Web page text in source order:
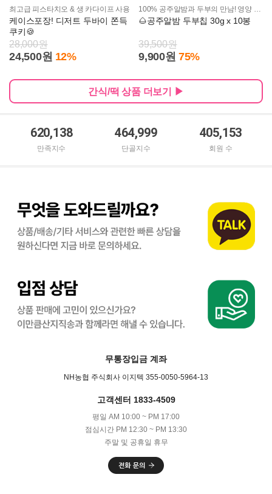
최고급 피스타치오 & 생 카다이프 사용
케이스포장! 디저트 두바이 쫀득
쿠키🍪
28,000원
24,500원 12%
100% 공주알밤과 두부의 만남! 영양 가득 진한 고소한 맛
🌰공주알밤 두부칩 30g x 10봉
39,500원
9,900원 75%
간식/떡 상품 더보기 ▶
620,138
만족지수
464,999
단골지수
405,153
회원 수
무통장입금 계좌
NH농협 주식회사 이지텍 355-0050-5964-13
고객센터 1833-4509
평일 AM 10:00 ~ PM 17:00
점심시간 PM 12:30 ~ PM 13:30
주말 및 공휴일 휴무